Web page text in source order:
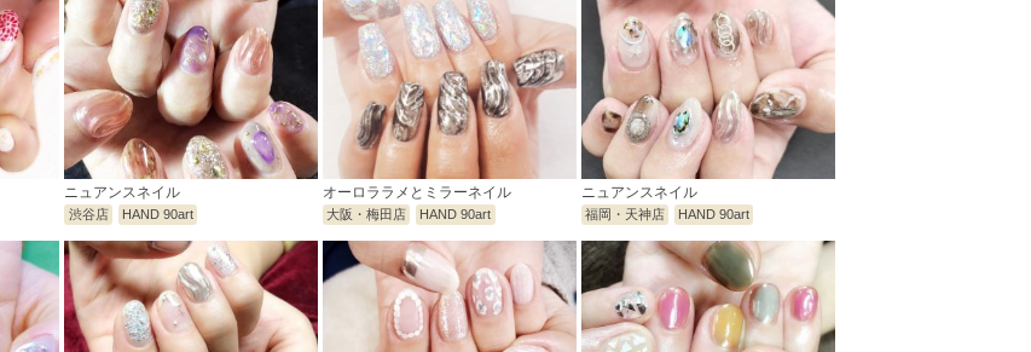
ニュアンスネイル
渋谷店 HAND 90art
オーロララメとミラーネイル
大阪・梅田店 HAND 90art
ニュアンスネイル
福岡・天神店 HAND 90art